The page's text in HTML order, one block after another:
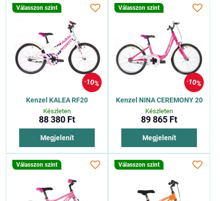
10%
Válasszon szint
Kenzel KALEA RF20
Készleten
88 380 Ft
Megjelenít
10%
Válasszon szint
Kenzel NINA CEREMONY 20
Készleten
89 865 Ft
Megjelenít
Válasszon szint Válasszon szint